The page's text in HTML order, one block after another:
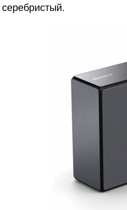
серебристый.